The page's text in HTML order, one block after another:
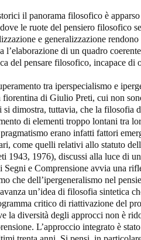
il panorama filosofico è
le ruote del pensiero filosofico
e generalizzazione
l’elaborazione di un quadro
del pensare filosofico, incapace
tra iperspecialismo e
fiorentina di Giulio Preti, cui non
dimostra, tuttavia, che la filosofia
di elementi troppo lontani tra
erano infatti fattori
come quelli relativi allo statuto
1943, 1976), discussi alla luce di
Segni e Comprensione avvia una
che dell’ipergeneralismo nel
un’idea di filosofia sintetica
critico di riattivazione del
la diversità degli approcci non è
L’approccio integrato è